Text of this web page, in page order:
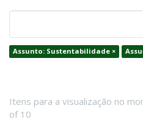
Assunto: Sustentabilidade ×
Itens para a visualização no
of 10